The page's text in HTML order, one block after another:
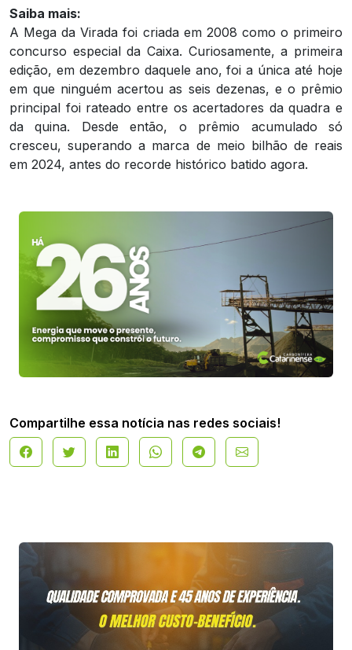
Saiba mais:
A Mega da Virada foi criada em 2008 como o primeiro
concurso especial da Caixa. Curiosamente, a primeira
edição, em dezembro daquele ano, foi a única até hoje
em que ninguém acertou as seis dezenas, e o prêmio
principal foi rateado entre os acertadores da quadra e
da quina. Desde então, o prêmio acumulado só
cresceu, superando a marca de meio bilhão de reais
em 2024, antes do recorde histórico batido agora.
Compartilhe essa notícia nas redes sociais!